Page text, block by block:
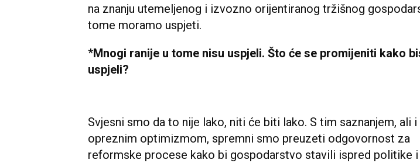
na znanju utemeljenog i izvozno orijentiranog tržišnog
tome moramo uspjeti.
*Mnogi ranije u tome nisu uspjeli. Što će se promijeniti kako
uspjeli?
Svjesni smo da to nije lako, niti će biti lako. S tim saznanjem, ali i
opreznim optimizmom, spremni smo preuzeti odgovornost za
reformske procese kako bi gospodarstvo stavili ispred politike i